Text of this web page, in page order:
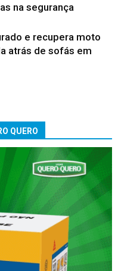
na segurança
e recupera moto
atrás de sofás em
QUERO